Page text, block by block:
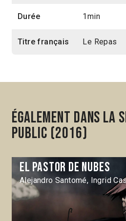
Durée 1min
Titre français Le Repas
Également dans la
Public (2016)
El Pastor de nubes
Alejandro Santomé, Ingrid